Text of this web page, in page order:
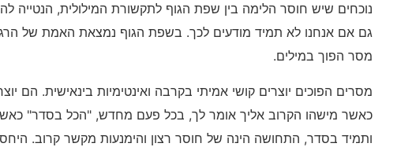
נוכחים שיש חוסר הלימה בין שפת הגוף לתקשורת המילולית, הנטייה
גם אם אנחנו לא תמיד מודעים לכך. בשפת הגוף נמצאת האמת של
מסר הפוך במילים.
מסרים הפוכים יוצרים קושי אמיתי בקרבה ואינטימיות בינאישית. הם
כאשר מישהו הקרוב אליך אומר לך, בכל פעם מחדש, "הכל בסדר"
ותמיד בסדר, התחושה הינה של חוסר רצון והימנעות מקשר קרוב.